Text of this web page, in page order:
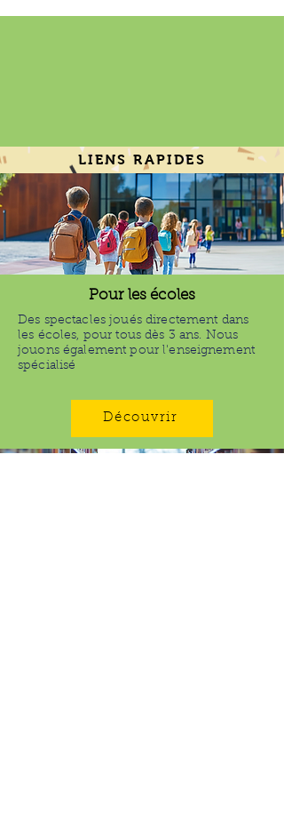
LIENS RAPIDES
Pour les écoles
Des spectacles joués directement dans
les écoles, pour tous dès 3 ans. Nous
jouons également pour l'enseignement
spécialisé
Découvrir